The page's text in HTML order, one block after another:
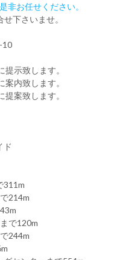
非お任せください。
下さいませ。
提示致します。
内致します。
案致します。
ド
311m
214m
で120m
244m